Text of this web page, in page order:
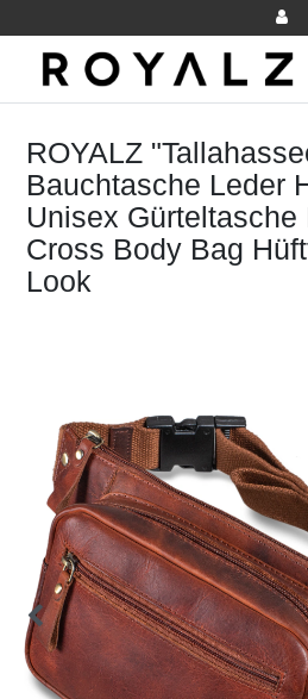
ROYALZ
Bauchtasche Leder
Unisex Gürteltasche
Cross Body Bag
Look